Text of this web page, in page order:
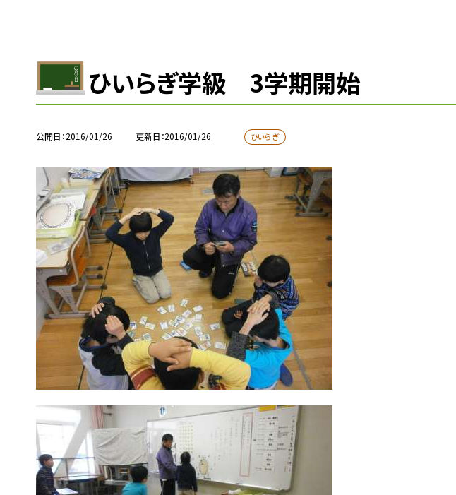
ひいらぎ学級 3学期開始
公開日 2016/01/26 更新日 2016/01/26 ひいらぎ